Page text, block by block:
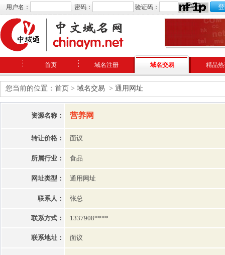
用户名： 密码： 验证码：
首页 域名注册 域名交易 精品
您当前的位置： 首页 > 域名交易 > 通用网址
资源名称： 营养网
转让价格： 面议
所属行业： 食品
网址类型： 通用网址
联系人： 张总
联系方式： 1337908****
联系地址： 面议